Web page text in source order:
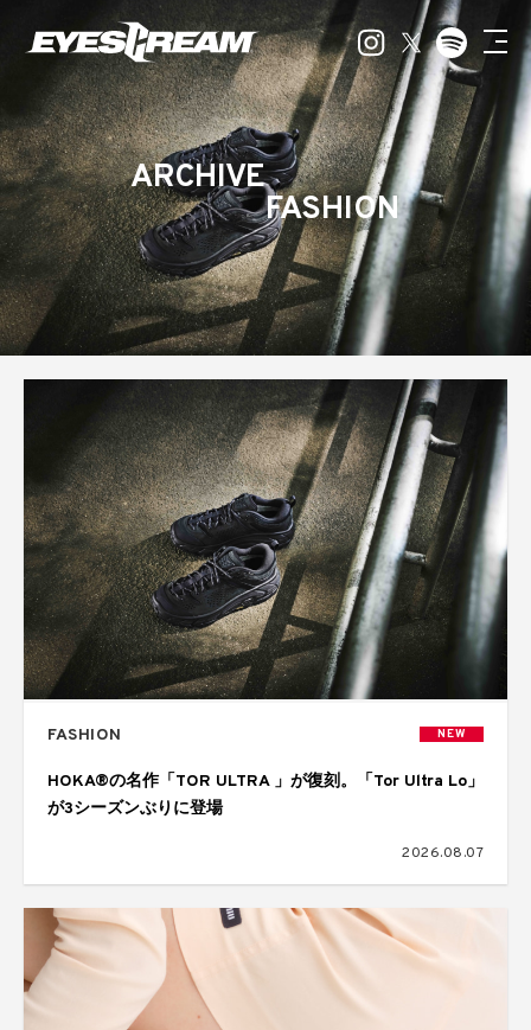
ARCHIVE
FASHION
FASHION NEW
HOKA®の名作「TOR ULTRA 」が復刻。「Tor Ultra Lo」
が3シーズンぶりに登場
2026.08.07